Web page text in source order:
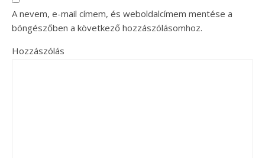
A nevem, e-mail címem, és weboldalcímem mentése a
böngészőben a következő hozzászólásomhoz.
Hozzászólás